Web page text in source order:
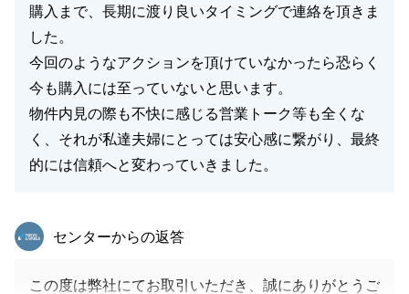
購入まで、長期に渡り良いタイミングで連絡を頂きま
した。
今回のようなアクションを頂けていなかったら恐らく
今も購入には至っていないと思います。
物件内見の際も不快に感じる営業トーク等も全くな
く、それが私達夫婦にとっては安心感に繋がり、最終
的には信頼へと変わっていきました。
東急リバブル
センターからの返答
この度は弊社にてお取引いただき、誠にありがとうご